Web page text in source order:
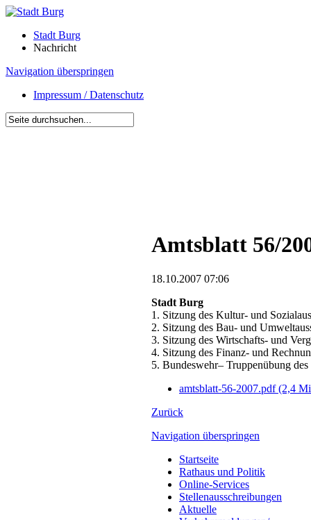
Stadt Burg
Nachricht
Navigation überspringen
Impressum / Datenschutz
Amtsblatt 56/
18.10.2007 07:06
Stadt Burg
1. Sitzung des Kultur- und
2. Sitzung des Bau- und
3. Sitzung des Wirtschafts- und
4. Sitzung des Finanz- und
5. Bundeswehr– Truppenübung
amtsblatt-56-2007.pdf(2,4
Zurück
Navigation überspringen
Startseite
Rathaus und Politik
Online-Services
Stellenausschreibungen
Aktuelle